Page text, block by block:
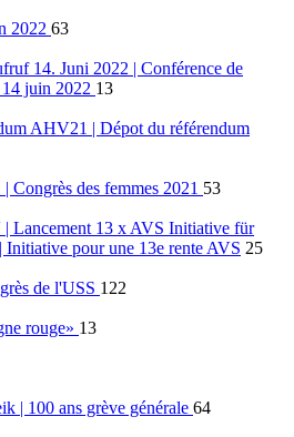
2022 63
14. Juni 2022 | Conférence de
juin 2022 13
AHV21 | Dépot du référendum
Congrès des femmes 2021 53
Lancement 13 x AVS Initiative für
pour une 13e rente AVS 25
de l'USS 122
rouge» 13
| 100 ans grève générale 64